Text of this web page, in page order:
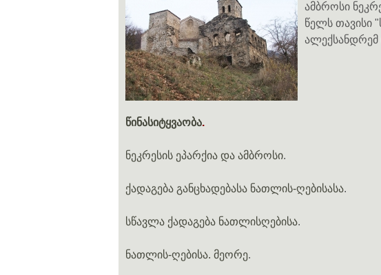
ამბროსი
წელს თავისი
წინასიტყვაობა.
ნეკრესის ეპარქია და ამბროსი.
ქადაგება განცხადებასა ნათლის-ღებისასა.
სწავლა ქადაგება ნათლისღებისა.
ნათლის-ღებისა. მეორე.